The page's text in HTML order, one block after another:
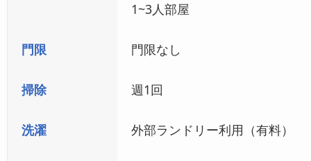
1~3人部屋
門限 門限なし
掃除 週1回
洗濯 外部ランドリー利用（有料）